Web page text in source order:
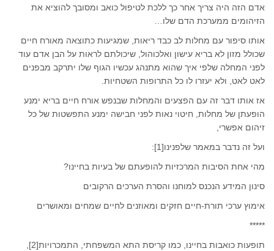
אדם הזה היה צריך אחר כך ללכת לטיפול כואב ומסובך להוציא את
הזיהומים ממערכת הדם שלו…
אותו סיפור עם מחלות לב כבד ריאות, שמגיעות כתוצאה מאורח חיים
שכולל מזון לא בריא עישון ואלכוהול, שיכולתם לראות על הבן אדם עוד
לפני המחלה שלפי איך שהוא מתנהג עכשיו הגוף שלו יתרקב מבפנים
לאט לאט, ולא יעזרו לו כל התרופות השטחיות.
אז אותו דבר זה עם הפצעים והמחלות שבנפש אורח חיים בריא ימנע
הופעתן של מחלות, חיטוי נאות לפני חבישה ימנע התפשטות של כל
זיהום אפשרי,
ועל זה נדבר במאמר שלפנינו[1]:
מהי אחת הסיבות המרכזיות להופעתם של בעיות בחיינו?
סינון המידע הנכנס למוחנו והסרת הערכים הרקובים
אימוץ ערכי תורת-חיים חזקים ומאוזנים לחיים שמחים ומאושרים
*****
תופעות כואבות בחיינו, כמו קריסת התא המשפחתי, התמכרויות[2],